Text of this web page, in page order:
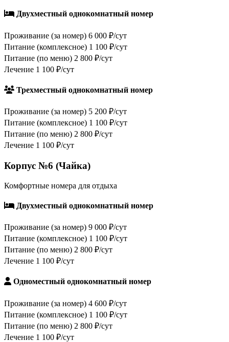
Двухместный однокомнатный номер
Проживание (за номер) 6 000 ₽/сут
Питание (комплексное) 1 100 ₽/сут
Питание (по меню) 2 800 ₽/сут
Лечение 1 100 ₽/сут
Трехместный однокомнатный номер
Проживание (за номер) 5 200 ₽/сут
Питание (комплексное) 1 100 ₽/сут
Питание (по меню) 2 800 ₽/сут
Лечение 1 100 ₽/сут
Корпус №6 (Чайка)
Комфортные номера для отдыха
Двухместный однокомнатный номер
Проживание (за номер) 9 000 ₽/сут
Питание (комплексное) 1 100 ₽/сут
Питание (по меню) 2 800 ₽/сут
Лечение 1 100 ₽/сут
Одноместный однокомнатный номер
Проживание (за номер) 4 600 ₽/сут
Питание (комплексное) 1 100 ₽/сут
Питание (по меню) 2 800 ₽/сут
Лечение 1 100 ₽/сут